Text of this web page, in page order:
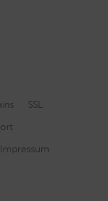
SSL
Impressum